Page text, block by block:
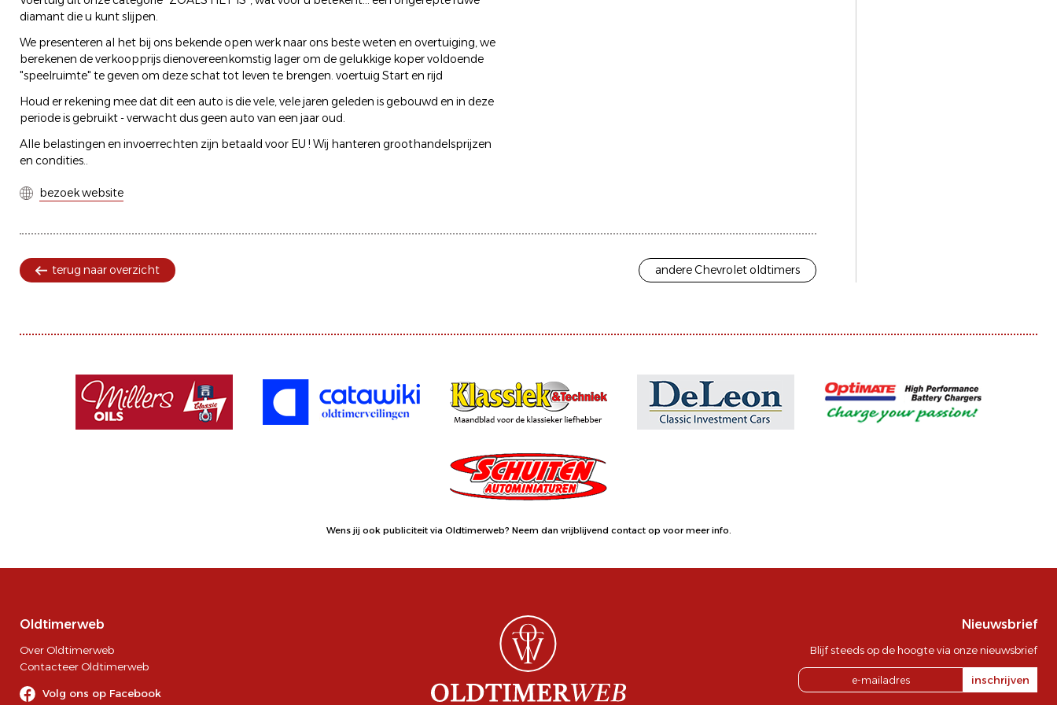
diamant die u kunt slijpen.
We presenteren al het bij ons bekende open werk naar ons beste weten en overtuiging, we
berekenen de verkoopprijs dienovereenkomstig lager om de gelukkige koper voldoende
"speelruimte" te geven om deze schat tot leven te brengen. voertuig Start en rijd
Houd er rekening mee dat dit een auto is die vele, vele jaren geleden is gebouwd en in deze
periode is gebruikt - verwacht dus geen auto van een jaar oud.
Alle belastingen en invoerrechten zijn betaald voor EU ! Wij hanteren groothandelsprijzen
en condities..
bezoek website
terug naar overzicht andere Chevrolet oldtimers
Wens jij ook publiciteit via Oldtimerweb? Neem dan vrijblijvend contact op voor meer info.
Oldtimerweb
Over Oldtimerweb
Contacteer Oldtimerweb
Volg ons op Facebook
Nieuwsbrief
Blijf steeds op de hoogte via onze nieuwsbrief
inschrijven